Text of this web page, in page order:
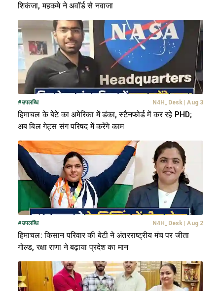
शिकंजा, महकमे ने अवॉर्ड से नवाजा
#उपलब्धि N4H_Desk | Aug 3
हिमाचल के बेटे का अमेरिका में डंका, स्टैनफोर्ड में कर रहे PHD;
अब बिल गेट्स संग परिषद में करेंगे काम
#उपलब्धि N4H_Desk | Aug 2
हिमाचल: किसान परिवार की बेटी ने अंतरराष्ट्रीय मंच पर जीता
गोल्ड, रक्षा राणा ने बढ़ाया प्रदेश का मान